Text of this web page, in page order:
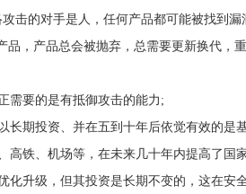
击的对手是人，任何产品都可能被找到
品，产品总会被抛弃，总需要更新换代，
要的是有抵御攻击的能力;
期投资、并在五到十年后依觉有效的是
高铁、机场等，在未来几十年内提高了国
化升级，但其投资是长期不变的，这在安